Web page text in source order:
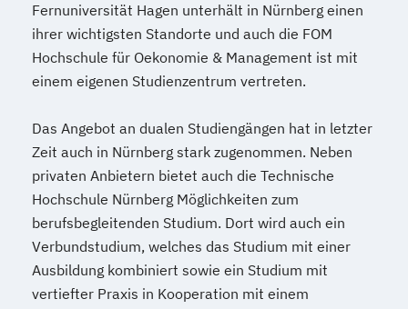
Fernuniversität Hagen unterhält in Nürnberg einen
ihrer wichtigsten Standorte und auch die FOM
Hochschule für Oekonomie & Management ist mit
einem eigenen Studienzentrum vertreten.
Das Angebot an dualen Studiengängen hat in letzter
Zeit auch in Nürnberg stark zugenommen. Neben
privaten Anbietern bietet auch die Technische
Hochschule Nürnberg Möglichkeiten zum
berufsbegleitenden Studium. Dort wird auch ein
Verbundstudium, welches das Studium mit einer
Ausbildung kombiniert sowie ein Studium mit
vertiefter Praxis in Kooperation mit einem